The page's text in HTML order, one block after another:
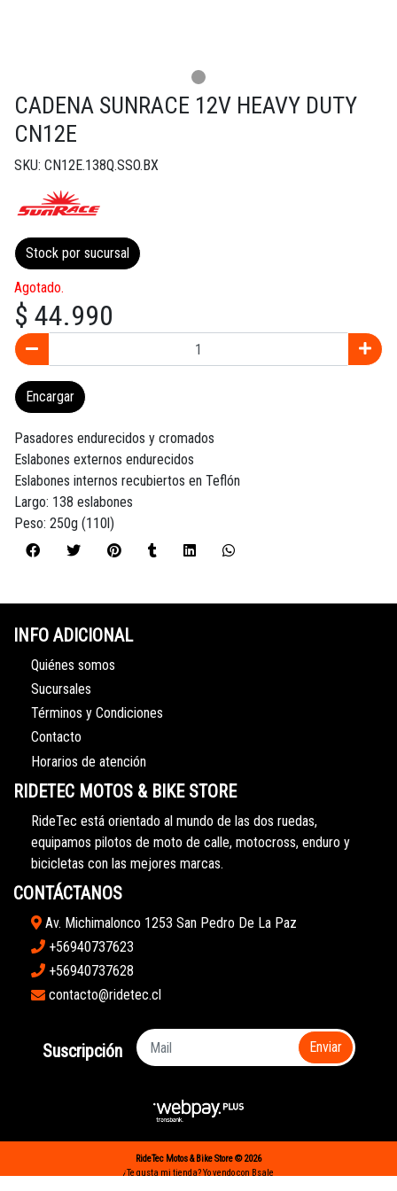
CADENA SUNRACE 12V HEAVY DUTY
CN12E
SKU: CN12E.138Q.SSO.BX
Stock por sucursal
Agotado.
$ 44.990
Encargar
Pasadores endurecidos y cromados
Eslabones externos endurecidos
Eslabones internos recubiertos en Teflón
Largo: 138 eslabones
Peso: 250g (110l)
INFO ADICIONAL
Quiénes somos
Sucursales
Términos y Condiciones
Contacto
Horarios de atención
RIDETEC MOTOS & BIKE STORE
RideTec está orientado al mundo de las dos ruedas,
equipamos pilotos de moto de calle, motocross, enduro y
bicicletas con las mejores marcas.
CONTÁCTANOS
Av. Michimalonco 1253 San Pedro De La Paz
+56940737623
+56940737628
contacto@ridetec.cl
Suscripción Enviar
RideTec Motos & Bike Store © 2026
¿Te gusta mi tienda? Yo vendo con Bsale